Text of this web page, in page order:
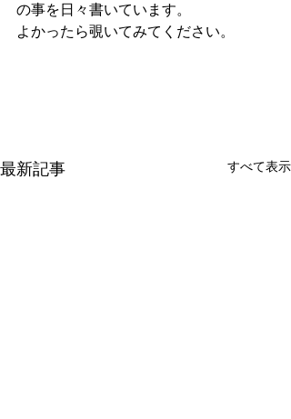
の事を日々書いています。
よかったら覗いてみてください。
最新記事 すべて表示